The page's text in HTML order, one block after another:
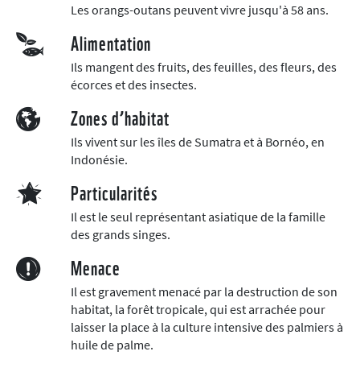
Les orangs-outans peuvent vivre jusqu'à 58 ans.
Alimentation
Ils mangent des fruits, des feuilles, des fleurs, des
écorces et des insectes.
Zones d’habitat
Ils vivent sur les îles de Sumatra et à Bornéo, en
Indonésie.
Particularités
Il est le seul représentant asiatique de la famille
des grands singes.
Menace
Il est gravement menacé par la destruction de son
habitat, la forêt tropicale, qui est arrachée pour
laisser la place à la culture intensive des palmiers à
huile de palme.